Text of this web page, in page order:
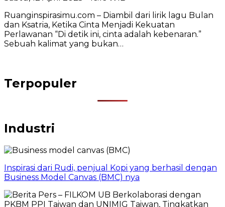
Ruanginspirasimu.com – Diambil dari lirik lagu Bulan
dan Ksatria, Ketika Cinta Menjadi Kekuatan
Perlawanan “Di detik ini, cinta adalah kebenaran.”
Sebuah kalimat yang bukan…
Terpopuler
Industri
Inspirasi dari Rudi, penjual Kopi yang berhasil dengan
Business Model Canvas (BMC) nya